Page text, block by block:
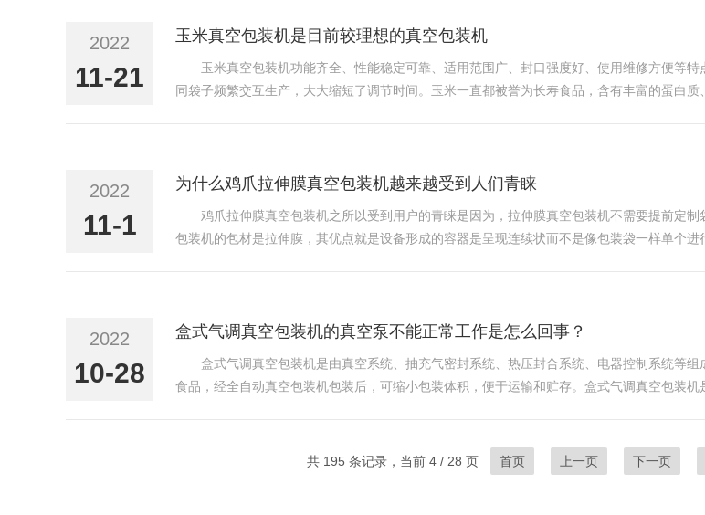
2022
11-21
玉米真空包装机是目前较理想的真空包装机
玉米真空包装机功能齐全、性能稳定可靠、适用范围广、封口强度好、使用维修方便等
同袋子频繁交互生产，大大缩短了调节时间。玉米一直都被誉为长寿食品，含有丰富的蛋白
2022
11-1
为什么鸡爪拉伸膜真空包装机越来越受到人们青睐
鸡爪拉伸膜真空包装机之所以受到用户的青睐是因为，拉伸膜真空包装机不需要提前定
包装机的包材是拉伸膜，其优点就是设备形成的容器是呈现连续状而不是像包装袋一样单个
2022
10-28
盒式气调真空包装机的真空泵不能正常工作是怎么回事？
盒式气调真空包装机是由真空系统、抽充气密封系统、热压封合系统、电器控制系统等
食品，经全自动真空包装机包装后，可缩小包装体积，便于运输和贮存。盒式气调真空包装
共 195 条记录，当前 4 / 28 页
首页 上一页 下一页